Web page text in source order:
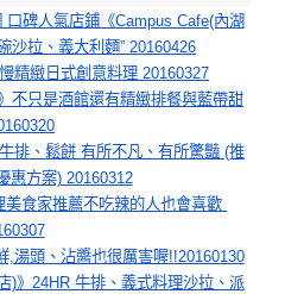
碑人氣店鋪《Campus Cafe(內湖
沙拉、義大利麵” 20160426
精緻日式創意料理 20160327
不只是酒館還有精緻排餐與藍帶甜
排、鬆餅 有所不凡、有所驚豔 (推
惠方案) 20160312
食家推薦不吃辣的人也會喜歡
,湯頭、沾醬也很厲害喔!!20160130
)》24HR 牛排、義式料理沙拉、派